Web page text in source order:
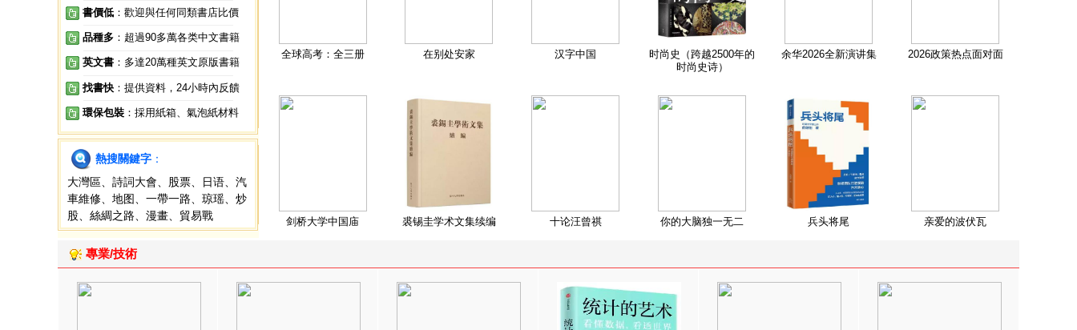
書價低 ：歡迎與任何同類書店比價
品種多 ：超過90多萬各类中文書籍
英文書 ：多達20萬種英文原版書籍
找書快 ：提供資料，24小時內反饋
環保包裝 ：採用紙箱、氣泡紙材料
熱搜關鍵字 ：
大灣區
詩詞大會 股票 日语
汽
車維修
地图 一帶一路 琼瑶
炒
股
絲綢之路 漫畫 貿易戰
全球高考：全三册 在别处安家 汉字中国
时尚史（跨越2500年的
时尚史诗）
余华2026全新演讲集 2026政策热点面对面
剑桥大学中国庙 裘锡圭学术文集续编 十论汪曾祺 你的大脑独一无二 兵头将尾 亲爱的波伏瓦
專業/技術